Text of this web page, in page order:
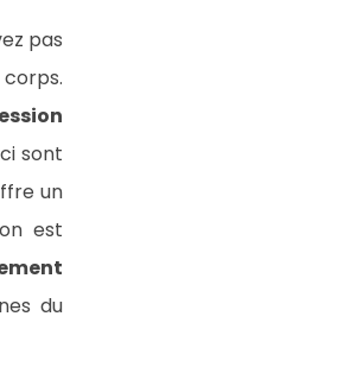
pas
sont
un
est
du